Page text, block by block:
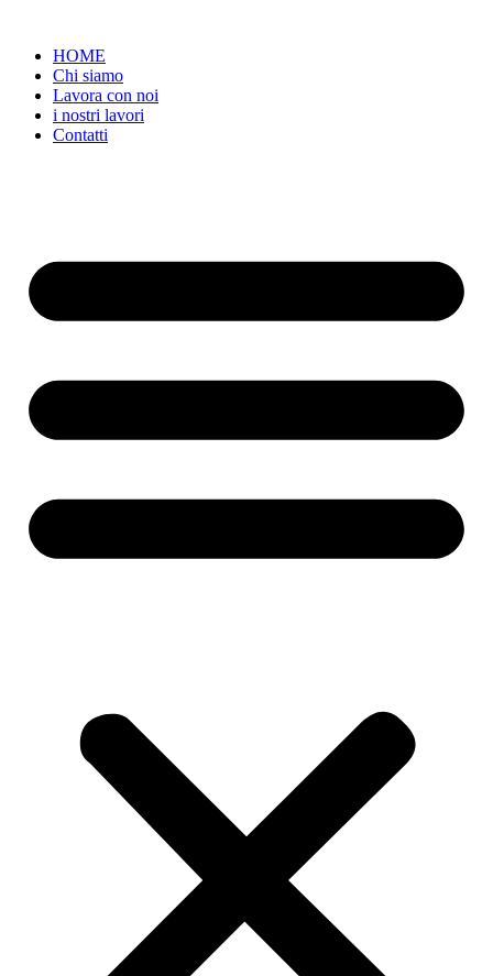
contenutoHOME
Chi siamo
Lavora con noi
i nostri lavori
Contatti